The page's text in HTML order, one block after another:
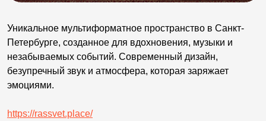
Уникальное мультиформатное пространство в Санкт-
Петербурге, созданное для вдохновения, музыки и
незабываемых событий. Современный дизайн,
безупречный звук и атмосфера, которая заряжает
эмоциями.
https://rassvet.place/